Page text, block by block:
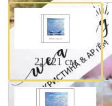
21×21 см